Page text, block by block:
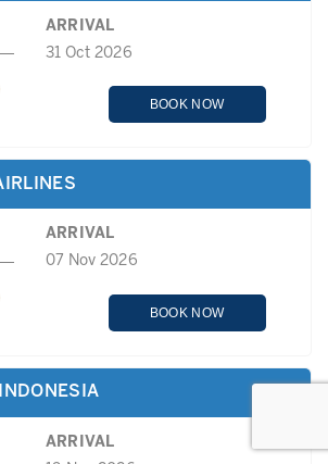
ARRIVAL
31 Oct 2026
BOOK NOW
ARRIVAL
07 Nov 2026
BOOK NOW
ARRIVAL